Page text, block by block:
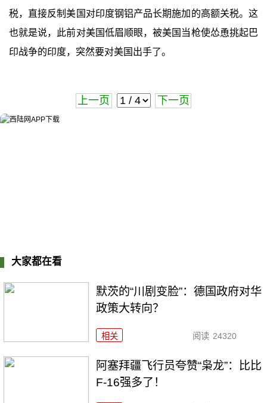
税，直接反制美国对印度钢铝产品长期施加的高额关税。这
也就是说，此前对美国低眉顺眼，被美国当枪使怂恿挑起巴
印战争的印度，突然要对美国出手了。
上一页 下一页
大家都在看
默茨的“川剧变脸”：德国政府对华
政策大转向？
相关 阅读 24320
阿塞拜疆飞行员夸赞“枭龙”：比比
F-16强多了！